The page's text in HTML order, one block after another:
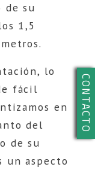
de su
1,5
lo
fácil
en
del
de su
un aspecto
CONTACTO